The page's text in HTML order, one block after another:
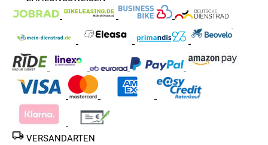
VERSANDARTEN